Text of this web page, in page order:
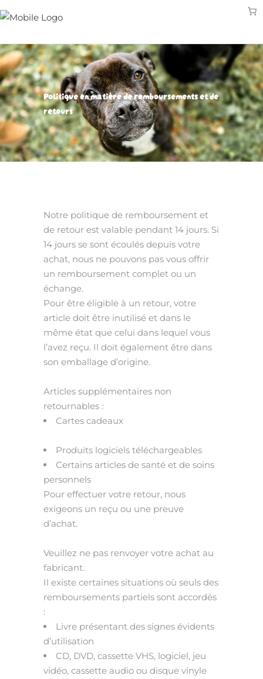
Politique en matière de remboursements et de
retours
Notre politique de remboursement et
de retour est valable pendant 14 jours. Si
14 jours se sont écoulés depuis votre
achat, nous ne pouvons pas vous offrir
un remboursement complet ou un
échange.
Pour être éligible à un retour, votre
article doit être inutilisé et dans le
même état que celui dans lequel vous
l’avez reçu. Il doit également être dans
son emballage d’origine.
Articles supplémentaires non
retournables :
Cartes cadeaux
Produits logiciels téléchargeables
Certains articles de santé et de soins
personnels
Pour effectuer votre retour, nous
exigeons un reçu ou une preuve
d’achat.
Veuillez ne pas renvoyer votre achat au
fabricant.
Il existe certaines situations où seuls des
remboursements partiels sont accordés
:
Livre présentant des signes évidents
d’utilisation
CD, DVD, cassette VHS, logiciel, jeu
vidéo, cassette audio ou disque vinyle